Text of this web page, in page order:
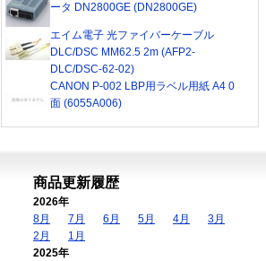
ータ DN2800GE (DN2800GE)
エイム電子 光ファイバーケーブル
DLC/DSC MM62.5 2m (AFP2-
DLC/DSC-62-02)
CANON P-002 LBP用ラベル用紙 A4 0
面 (6055A006)
商品更新履歴
2026年
8月
7月 6月 5月 4月
3月
2月
1月
2025年